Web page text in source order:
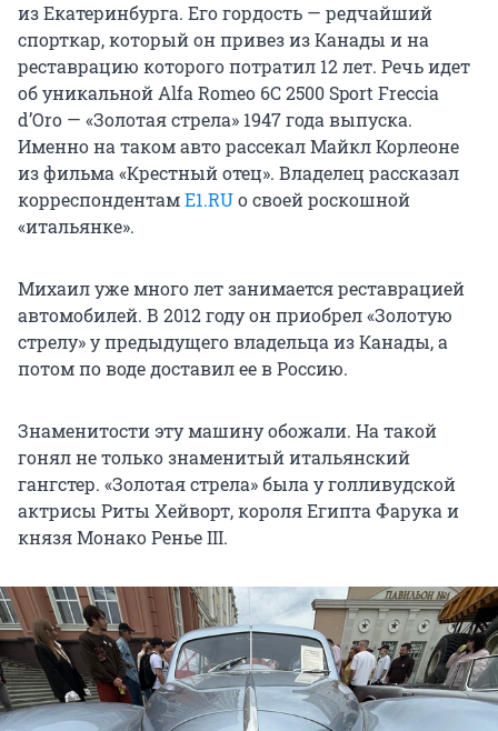
из Екатеринбурга. Его гордость — редчайший
спорткар, который он привез из Канады и на
реставрацию которого потратил 12 лет. Речь идет
об уникальной Alfa Romeo 6С 2500 Sport Freccia
d’Oro — «Золотая стрела» 1947 года выпуска.
Именно на таком авто рассекал Майкл Корлеоне
из фильма «Крестный отец». Владелец рассказал
корреспондентамE1.RUо своей роскошной
«итальянке».
Михаил уже много лет занимается реставрацией
автомобилей. В 2012 году он приобрел «Золотую
стрелу» у предыдущего владельца из Канады, а
потом по воде доставил ее в Россию.
Знаменитости эту машину обожали. На такой
гонял не только знаменитый итальянский
гангстер. «Золотая стрела» была у голливудской
актрисы Риты Хейворт, короля Египта Фарука и
князя Монако Ренье III.